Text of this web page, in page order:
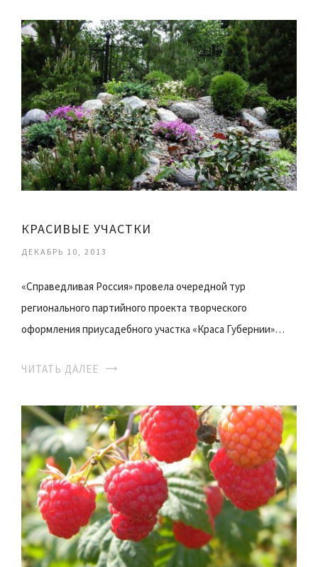
КРАСИВЫЕ УЧАСТКИ
ДЕКАБРЬ 10, 2013
«Справедливая Россия» провела очередной тур
регионального партийного проекта творческого
оформления приусадебного участка «Краса Губернии»…
ЧИТАТЬ ДАЛЕЕ